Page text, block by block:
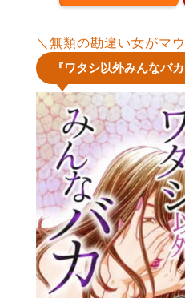
＼無類の勘違い女がマ
『ワタシ以外みんなバ